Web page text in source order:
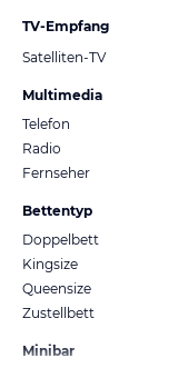
TV-Empfang
Satelliten-TV
Multimedia
Telefon
Radio
Fernseher
Bettentyp
Doppelbett
Kingsize
Queensize
Zustellbett
Minibar